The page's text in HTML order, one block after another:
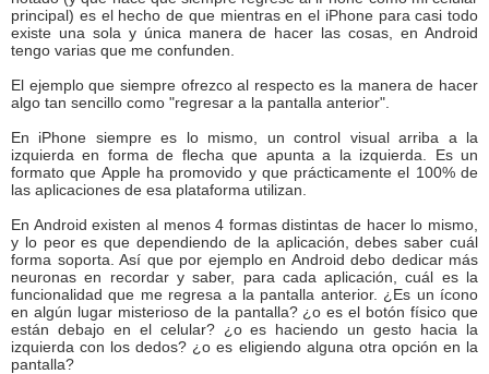
principal) es el hecho de que mientras en el iPhone para casi todo
existe una sola y única manera de hacer las cosas, en Android
tengo varias que me confunden.
El ejemplo que siempre ofrezco al respecto es la manera de hacer
algo tan sencillo como "regresar a la pantalla anterior".
En iPhone siempre es lo mismo, un control visual arriba a la
izquierda en forma de flecha que apunta a la izquierda. Es un
formato que Apple ha promovido y que prácticamente el 100% de
las aplicaciones de esa plataforma utilizan.
En Android existen al menos 4 formas distintas de hacer lo mismo,
y lo peor es que dependiendo de la aplicación, debes saber cuál
forma soporta. Así que por ejemplo en Android debo dedicar más
neuronas en recordar y saber, para cada aplicación, cuál es la
funcionalidad que me regresa a la pantalla anterior. ¿Es un ícono
en algún lugar misterioso de la pantalla? ¿o es el botón físico que
están debajo en el celular? ¿o es haciendo un gesto hacia la
izquierda con los dedos? ¿o es eligiendo alguna otra opción en la
pantalla?